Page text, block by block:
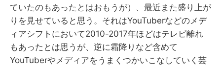
ていたのもあったとはおもうが）、最近また盛り上が
りを見せていると思う。それはYouTuberなどのメデ
ィアシフトにおいて2010-2017年ほどはテレビ離れ
もあったとは思うが、逆に霜降りなど含めて
YouTuberやメディアをうまくつかいこなしていく芸